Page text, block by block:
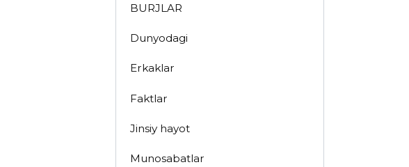
BURJLAR
Dunyodagi
Erkaklar
Faktlar
Jinsiy hayot
Munosabatlar